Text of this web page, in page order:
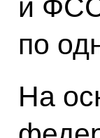
и
по
На